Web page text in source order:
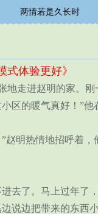
两情若是久长时
式体验更好》
走进赵明的家。刚
区的暖气真好！”他
明热情地招呼着，
了。马上过年了
说边把带来的东西